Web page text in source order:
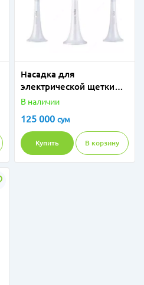
Насадка для
электрической щетки
Xiaomi Mi Electric
Care)
В наличии
125 000 сум
Купить В корзину